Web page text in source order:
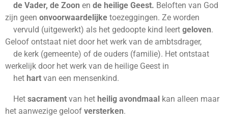
de Vader, de Zoon en de heilige Geest. Beloften van God
zijn geen onvoorwaardelijke toezeggingen. Ze worden
vervuld (uitgewerkt) als het gedoopte kind leert geloven.
Geloof ontstaat niet door het werk van de ambtsdrager,
de kerk (gemeente) of de ouders (familie). Het ontstaat
werkelijk door het werk van de heilige Geest in
het hart van een mensenkind.
Het sacrament van het heilig avondmaal kan alleen maar
het aanwezige geloof versterken.